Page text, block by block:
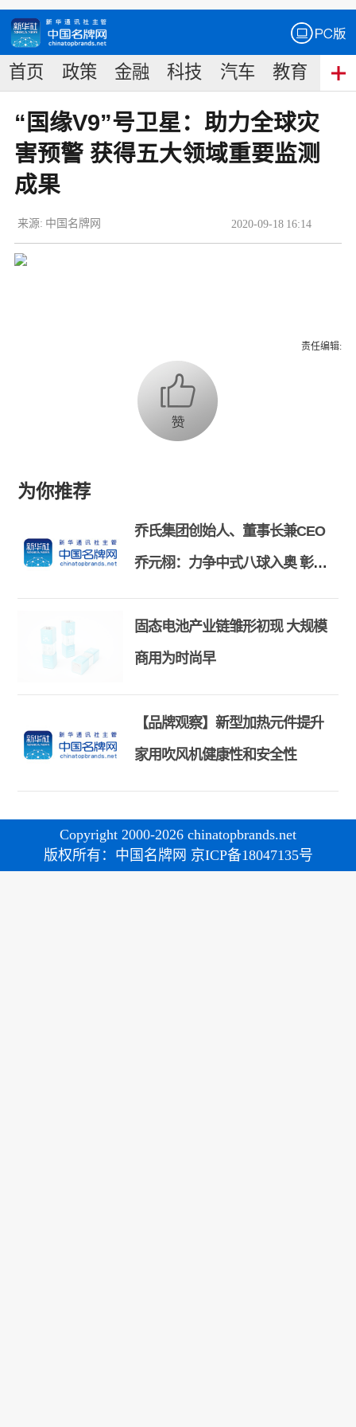
首页 政策 金融 科技 汽车 教育 食
“国缘V9”号卫星：助力全球灾
害预警 获得五大领域重要监测
成果
2020-09-18 16:14
来源: 中国名牌网
责任编辑:
为你推荐
乔氏集团创始人、董事长兼CEO
乔元栩：力争中式八球入奥 彰显
和合共生精神
固态电池产业链雏形初现 大规模
商用为时尚早
【品牌观察】新型加热元件提升
家用吹风机健康性和安全性
Copyright 2000-2026 chinatopbrands.net
版权所有：中国名牌网 京ICP备18047135号